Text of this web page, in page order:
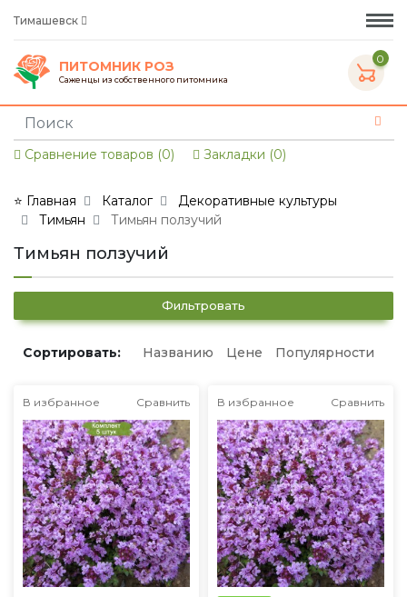
Тимашевск
ПИТОМНИК РОЗ
Саженцы из собственного питомника
0
Сравнение товаров (0) Закладки (0)
⭐ Главная Каталог
Декоративные культуры
Тимьян
Тимьян ползучий
Тимьян ползучий
Фильтровать
Сортировать: Названию Цене Популярности
В избранное Сравнить В избранное Сравнить